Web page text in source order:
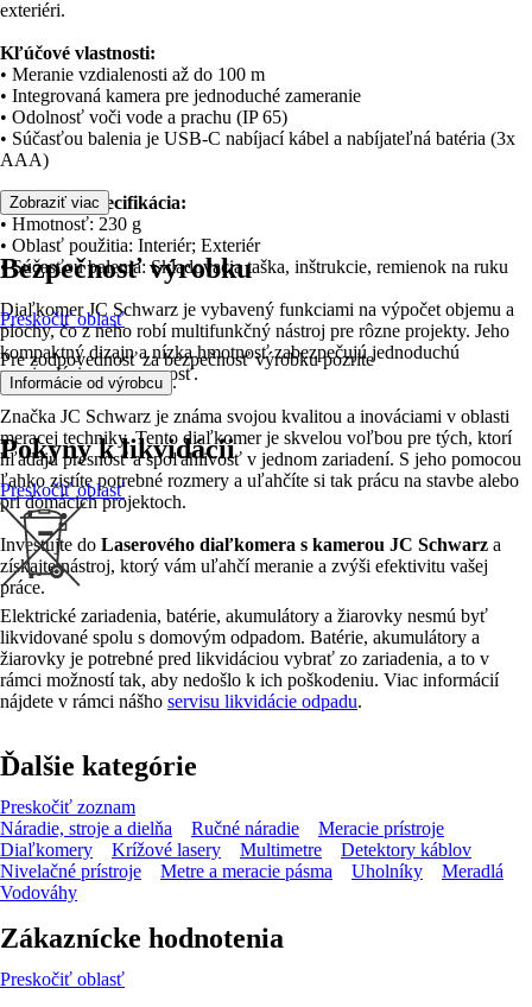
exteriéri.
Kľúčové vlastnosti:
• Meranie vzdialenosti až do 100 m
• Integrovaná kamera pre jednoduché zameranie
• Odolnosť voči vode a prachu (IP 65)
• Súčasťou balenia je USB-C nabíjací kábel a nabíjateľná batéria (3x
AAA)
Technická špecifikácia:
• Hmotnosť: 230 g
• Oblasť použitia: Interiér; Exteriér
• Súčasťou balenia: Skladovacia taška, inštrukcie, remienok na ruku
Diaľkomer JC Schwarz je vybavený funkciami na výpočet objemu a
plochy, čo z neho robí multifunkčný nástroj pre rôzne projekty. Jeho
kompaktný dizajn a nízka hmotnosť zabezpečujú jednoduchú
manipuláciu a prenosnosť.
Značka JC Schwarz je známa svojou kvalitou a inováciami v oblasti
meracej techniky. Tento diaľkomer je skvelou voľbou pre tých, ktorí
hľadajú presnosť a spoľahlivosť v jednom zariadení. S jeho pomocou
ľahko zistíte potrebné rozmery a uľahčíte si tak prácu na stavbe alebo
pri domácich projektoch.
Investujte do Laserového diaľkomera s kamerou JC Schwarz a
získajte nástroj, ktorý vám uľahčí meranie a zvýši efektivitu vašej
práce.
Zobraziť viac
Bezpečnosť výrobku
Preskočiť oblasť
Pre zodpovednosť za bezpečnosť výrobku pozrite
Informácie od výrobcu .
Pokyny k likvidácii
Preskočiť oblasť
Elektrické zariadenia, batérie, akumulátory a žiarovky nesmú byť
likvidované spolu s domovým odpadom. Batérie, akumulátory a
žiarovky je potrebné pred likvidáciou vybrať zo zariadenia, a to v
rámci možností tak, aby nedošlo k ich poškodeniu. Viac informácií
nájdete v rámci nášho servisu likvidácie odpadu.
Ďalšie kategórie
Preskočiť zoznam
Náradie, stroje a dielňa
Ručné náradie
Meracie prístroje
Diaľkomery
Krížové lasery Multimetre
Detektory káblov
Nivelačné prístroje
Metre a meracie pásma Uholníky
Meradlá
Vodováhy
Zákaznícke hodnotenia
Preskočiť oblasť